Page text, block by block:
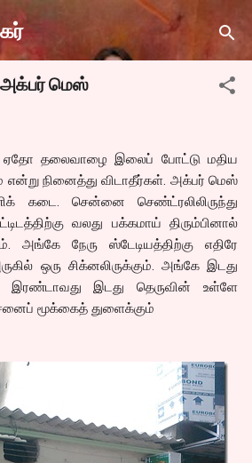
to main content
அக்பர் மெஸ்
தலைவாழை இலைப் போட்டு மதிய
நினைத்து விடாதீர்கள். அக்பர் மெஸ்
கடை. சென்னை செண்ட்ரலிலிருந்து
வலது பக்கமாய் திரும்பினால்
அங்கே நேரு ஸ்டேடியத்திற்கு எதிரே
ஒரு சிக்னலிருக்கும். அங்கே இடது
இரண்டாவது இடது தெருவின் உள்ளே
மூக்கைத் துளைக்கும்